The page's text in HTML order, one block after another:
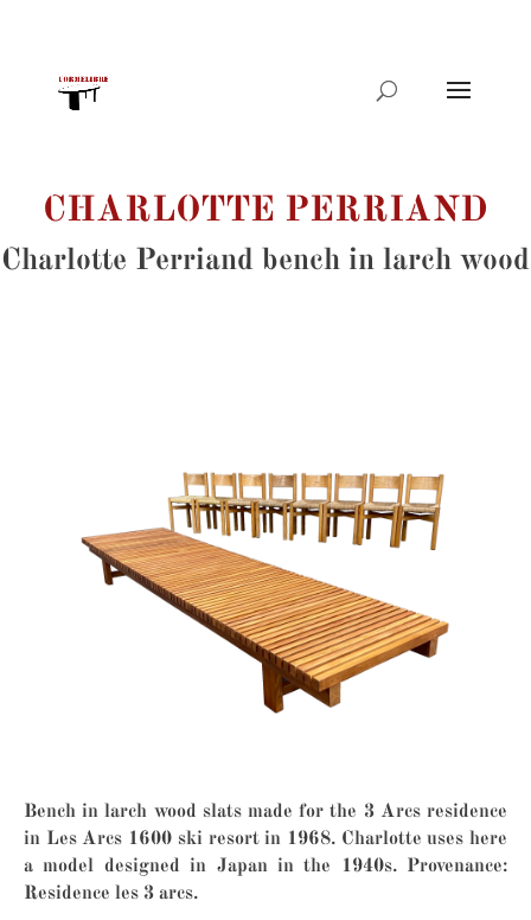
CHARLOTTE PERRIAND
Charlotte Perriand bench in larch wood
Bench in larch wood slats made for the 3 Arcs residence
in Les Arcs 1600 ski resort in 1968. Charlotte uses here
a model designed in Japan in the 1940s. Provenance:
Residence les 3 arcs.